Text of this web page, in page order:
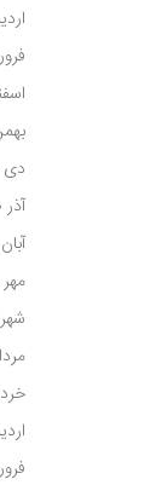
اسفند
بهمن
دی ۱۴۰۰
آذر ۱۴۰۰
آبان ۱۴۰۰
مهر ۱۴۰۰
مرداد
خرداد